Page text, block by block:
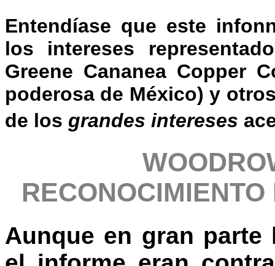
Entendíase que este
los intereses
Greene Cananea Copper
poderosa de México) y
de los grandes intereses
Aunque en gran